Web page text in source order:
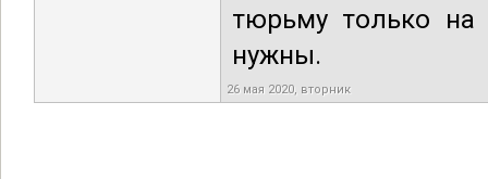
тюрьму только на
нужны.
26 мая 2020, вторник